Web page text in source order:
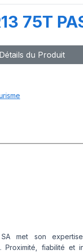
75T
Détails du Produit
SA met son
Proximité, fiabilité et